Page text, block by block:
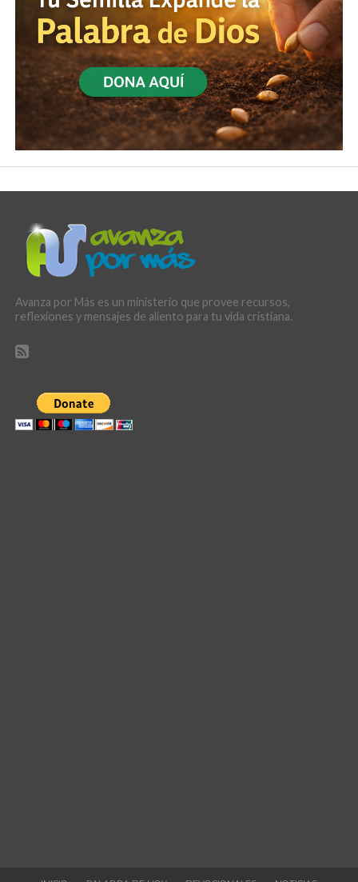
Avanza por Más es un ministerio que provee recursos,
reflexiones y mensajes de aliento para tu vida cristiana.